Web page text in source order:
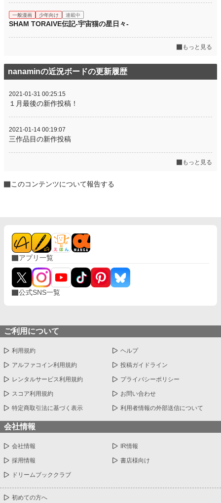
一般漫画 少年向け 連載中
SHAM TORAIVE伝記-宇宙猫の星日々-
もっと見る
nanaminの近況ボードの更新履歴
2021-01-31 00:25:15
１月最後の新作投稿！
2021-01-14 00:19:07
三作品目の新作投稿
もっと見る
このコンテンツについて報告する
アプリ一覧
公式SNS一覧
ご利用について
利用規約 ヘルプ
アルファコイン利用規約 投稿ガイドライン
レンタルサービス利用規約 プライバシーポリシー
スコア利用規約 お問い合わせ
特定商取引法に基づく表示 利用者情報の外部送信について
会社情報
会社情報 IR情報
採用情報 書店様向け
ドリームブッククラブ
初めての方へ